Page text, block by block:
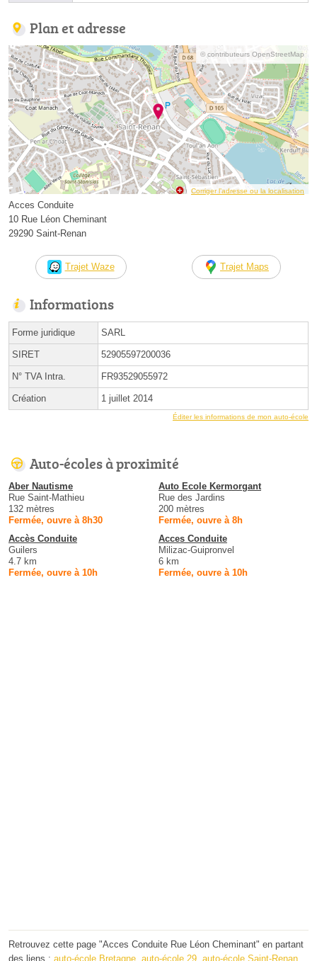
Plan et adresse
© contributeurs OpenStreetMap
Corriger l’adresse ou la localisation
Acces Conduite
10 Rue Léon Cheminant
29290 Saint-Renan
Trajet Waze Trajet Maps
Informations
Forme juridique SARL
SIRET 52905597200036
N° TVA Intra. FR93529055972
Création 1 juillet 2014
Éditer les informations de mon auto-école
Auto-écoles à proximité
Aber Nautisme
Rue Saint-Mathieu
132 mètres
Fermée, ouvre à 8h30
Auto Ecole Kermorgant
Rue des Jardins
200 mètres
Fermée, ouvre à 8h
Accès Conduite
Guilers
4.7 km
Fermée, ouvre à 10h
Acces Conduite
Milizac-Guipronvel
6 km
Fermée, ouvre à 10h
Retrouvez cette page "Acces Conduite Rue Léon Cheminant" en partant
des liens : auto-école Bretagne auto-école 29 auto-école Saint-Renan